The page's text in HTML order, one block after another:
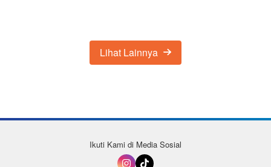
Lihat Lainnya
Ikuti Kami di Media Sosial